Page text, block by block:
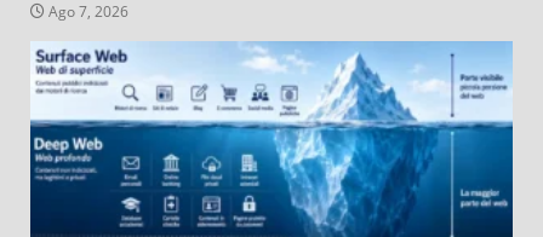
Ago 7, 2026